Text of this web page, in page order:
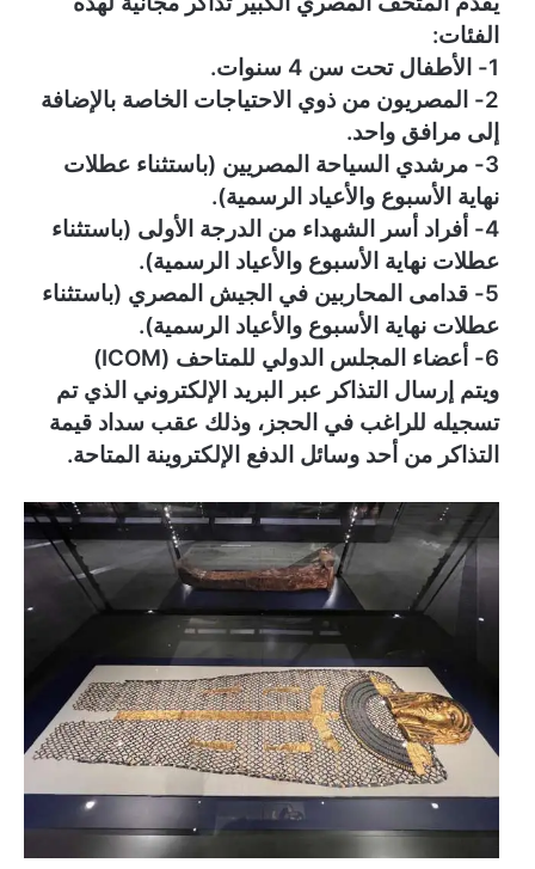
الفئات:
1- الأطفال تحت سن 4 سنوات.
2- المصريون من ذوي الاحتياجات الخاصة بالإضافة
إلى مرافق واحد.
3- مرشدي السياحة المصريين (باستثناء عطلات
نهاية الأسبوع والأعياد الرسمية).
4- أفراد أسر الشهداء من الدرجة الأولى (باستثناء
عطلات نهاية الأسبوع والأعياد الرسمية).
5- قدامى المحاربين في الجيش المصري (باستثناء
عطلات نهاية الأسبوع والأعياد الرسمية).
6- أعضاء المجلس الدولي للمتاحف (ICOM)
ويتم إرسال التذاكر عبر البريد الإلكتروني الذي تم
تسجيله للراغب في الحجز، وذلك عقب سداد قيمة
التذاكر من أحد وسائل الدفع الإلكتروينة المتاحة.